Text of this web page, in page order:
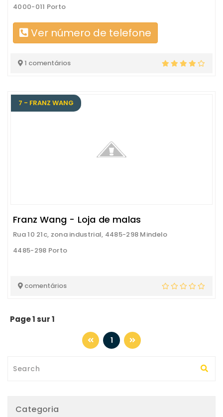
4000-011 Porto
Ver número de telefone
1 comentários
7 - FRANZ WANG
Franz Wang - Loja de malas
Rua 10 21c, zona industrial, 4485-298 Mindelo
4485-298 Porto
comentários
Page 1 sur 1
1
Categoria